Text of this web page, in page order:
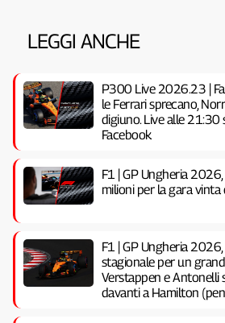
LEGGI ANCHE
P300 Live 2026.23 |
le Ferrari sprecano,
digiuno. Live alle 21:30
Facebook
F1 | GP Ungheria
milioni per la gara vinta
F1 | GP Ungheria
stagionale per un
Verstappen e Antonelli
davanti a Hamilton